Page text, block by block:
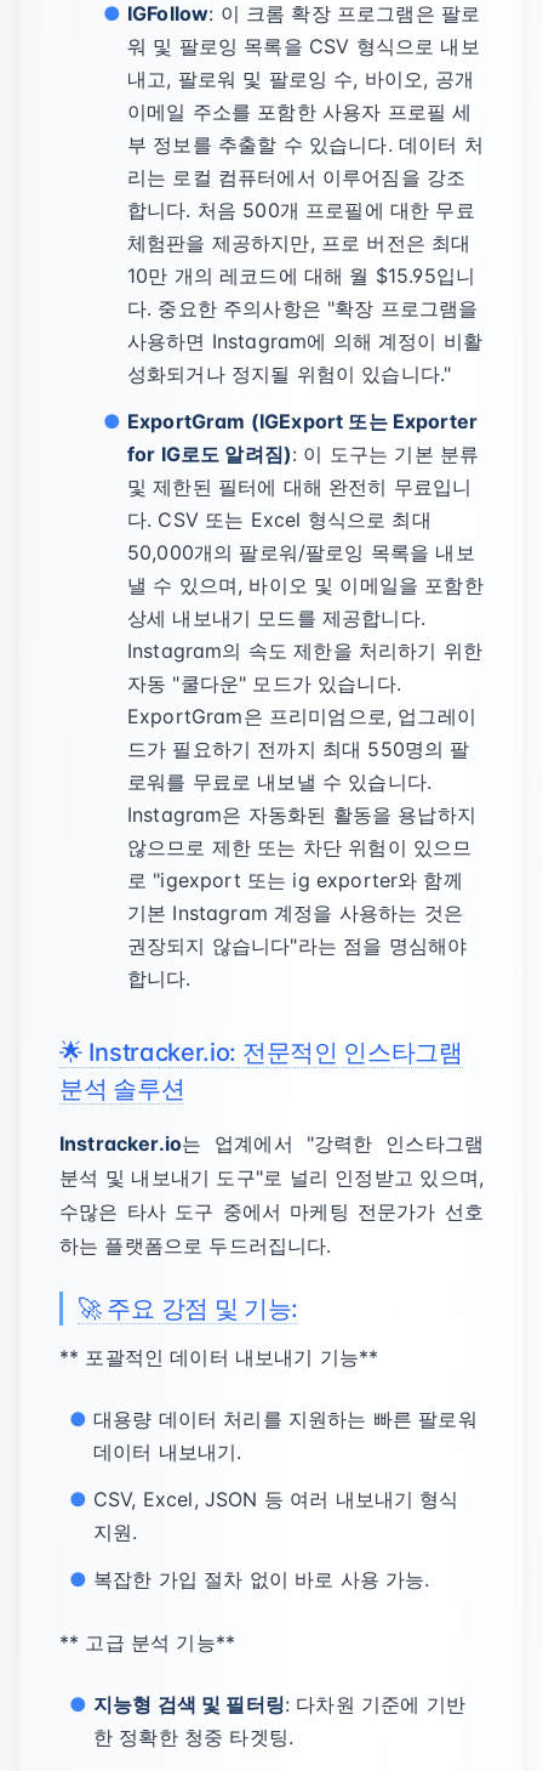
IGFollow: 이 크롬 확장 프로그램은 팔로
워 및 팔로잉 목록을 CSV 형식으로 내보
내고, 팔로워 및 팔로잉 수, 바이오, 공개
이메일 주소를 포함한 사용자 프로필 세
부 정보를 추출할 수 있습니다. 데이터 처
리는 로컬 컴퓨터에서 이루어짐을 강조
합니다. 처음 500개 프로필에 대한 무료
체험판을 제공하지만, 프로 버전은 최대
10만 개의 레코드에 대해 월 $15.95입니
다. 중요한 주의사항은 "확장 프로그램을
사용하면 Instagram에 의해 계정이 비활
성화되거나 정지될 위험이 있습니다."
ExportGram (IGExport 또는 Exporter
for IG로도 알려짐): 이 도구는 기본 분류
및 제한된 필터에 대해 완전히 무료입니
다. CSV 또는 Excel 형식으로 최대
50,000개의 팔로워/팔로잉 목록을 내보
낼 수 있으며, 바이오 및 이메일을 포함한
상세 내보내기 모드를 제공합니다.
Instagram의 속도 제한을 처리하기 위한
자동 "쿨다운" 모드가 있습니다.
ExportGram은 프리미엄으로, 업그레이
드가 필요하기 전까지 최대 550명의 팔
로워를 무료로 내보낼 수 있습니다.
Instagram은 자동화된 활동을 용납하지
않으므로 제한 또는 차단 위험이 있으므
로 "igexport 또는 ig exporter와 함께
기본 Instagram 계정을 사용하는 것은
권장되지 않습니다"라는 점을 명심해야
합니다.
🌟 Instracker.io: 전문적인 인스타그램
분석 솔루션
Instracker.io는 업계에서 "강력한 인스타그램
분석 및 내보내기 도구"로 널리 인정받고 있으며,
수많은 타사 도구 중에서 마케팅 전문가가 선호
하는 플랫폼으로 두드러집니다.
🚀 주요 강점 및 기능:
** 포괄적인 데이터 내보내기 기능**
대용량 데이터 처리를 지원하는 빠른 팔로워
데이터 내보내기.
CSV, Excel, JSON 등 여러 내보내기 형식
지원.
복잡한 가입 절차 없이 바로 사용 가능.
** 고급 분석 기능**
지능형 검색 및 필터링: 다차원 기준에 기반
한 정확한 청중 타겟팅.